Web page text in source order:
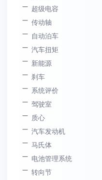
超级电容
传动轴
自动泊车
汽车扭矩
新能源
刹车
系统评价
驾驶室
质心
汽车发动机
马氏体
电池管理系统
转向节